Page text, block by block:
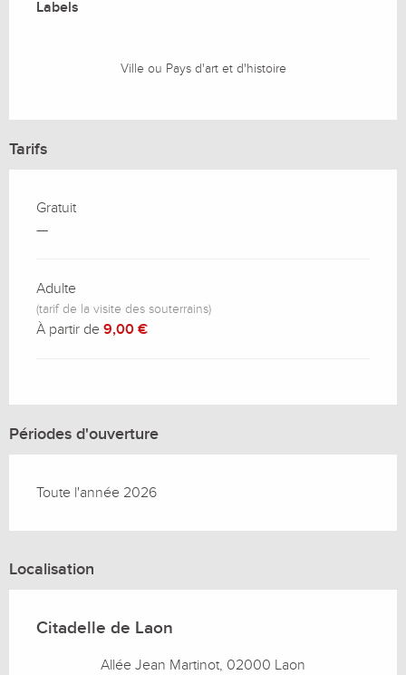
Labels
Labels
Ville ou Pays d'art et d'histoire
Tarifs
Gratuit
—
Adulte
(tarif de la visite des souterrains)
À partir de 9,00 €
Périodes d'ouverture
Toute l'année 2026
Localisation
Citadelle de Laon
Allée Jean Martinot, 02000 Laon